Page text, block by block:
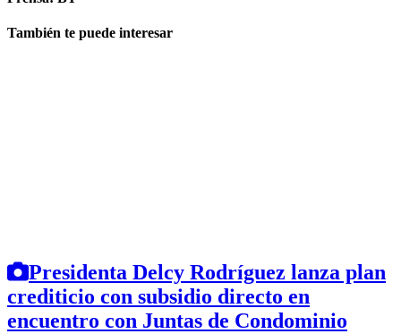
También te puede interesar
Presidenta Delcy Rodríguez lanza plan
crediticio con subsidio directo en
encuentro con Juntas de Condominio